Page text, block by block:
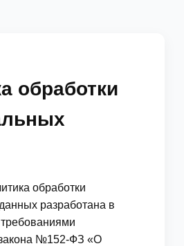
обработки
обработки
разработана в
требованиями
№152-ФЗ «О